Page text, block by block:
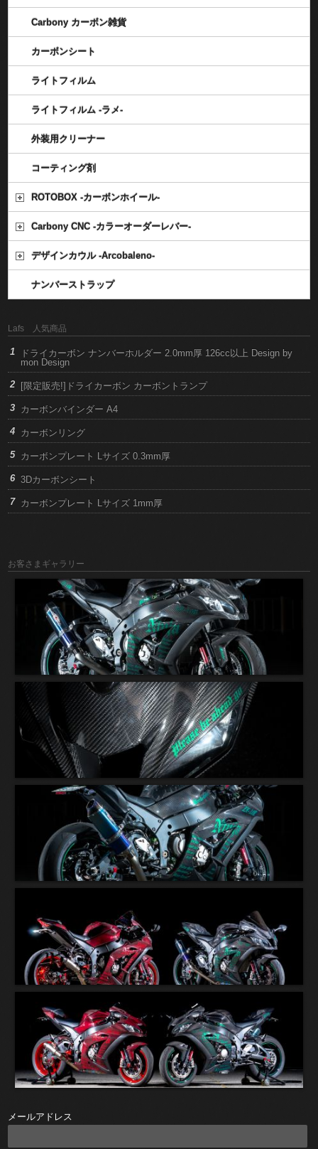
Carbony カーボン雑貨
カーボンシート
ライトフィルム
ライトフィルム -ラメ-
外装用クリーナー
コーティング剤
ROTOBOX -カーボンホイール-
Carbony CNC -カラーオーダーレバー-
デザインカウル -Arcobaleno-
ナンバーストラップ
Lafs 人気商品
ドライカーボン ナンバーホルダー 2.0mm厚 126cc以上 Design by
mon Design
[限定販売!]ドライカーボン カーボントランプ
カーボンバインダー A4
カーボンリング
カーボンプレート Lサイズ 0.3mm厚
3Dカーボンシート
カーボンプレート Lサイズ 1mm厚
お客さまギャラリー
メールアドレス